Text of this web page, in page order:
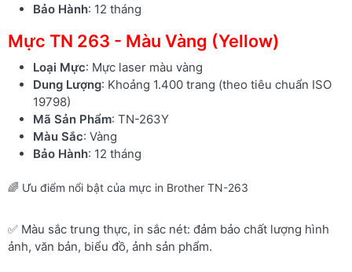
Bảo Hành: 12 tháng
Mực TN 263 - Màu Vàng (Yellow)
Loại Mực: Mực laser màu vàng
Dung Lượng: Khoảng 1.400 trang (theo tiêu chuẩn ISO
19798)
Mã Sản Phẩm: TN-263Y
Màu Sắc: Vàng
Bảo Hành: 12 tháng
🌈 Ưu điểm nổi bật của mực in Brother TN-263
✅ Màu sắc trung thực, in sắc nét: đảm bảo chất lượng hình
ảnh, văn bản, biểu đồ, ảnh sản phẩm.